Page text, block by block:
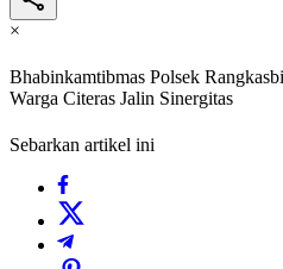
×
Bhabinkamtibmas Polsek
Warga Citeras Jalin Sinergitas
Sebarkan artikel ini